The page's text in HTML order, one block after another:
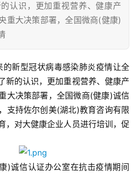
认识，更加重视营养、健康产
重大决策部署，全国微商(健康)
新的认识，更加重视营养、健康产
大决策部署，全国微商(健康)诚信
支持佐尔创美(湖北)教育咨询有限
，对大健康企业人员进行培训，促